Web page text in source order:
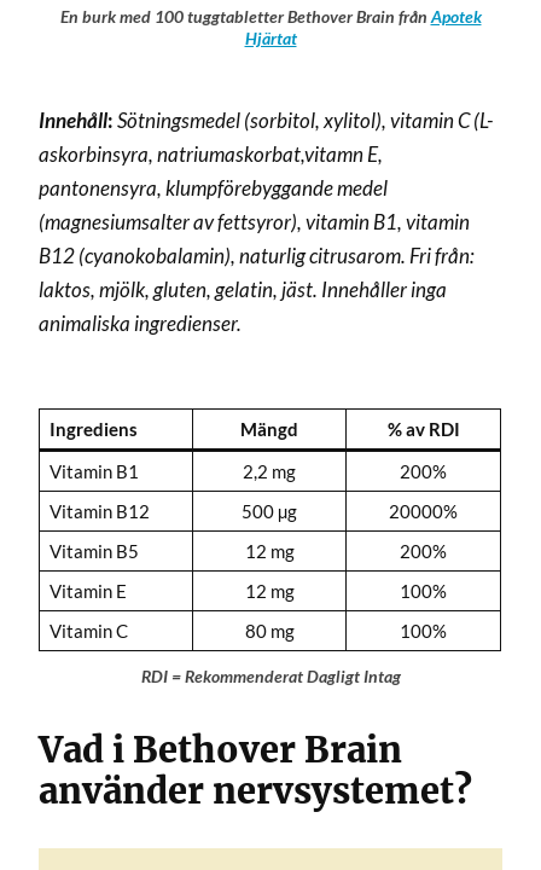
En burk med 100 tuggtabletter Bethover Brain från Apotek
Hjärtat
Innehåll: Sötningsmedel (sorbitol, xylitol), vitamin C (L-
askorbinsyra, natriumaskorbat,vitamn E,
pantonensyra, klumpförebyggande medel
(magnesiumsalter av fettsyror), vitamin B1, vitamin
B12 (cyanokobalamin), naturlig citrusarom. Fri från:
laktos, mjölk, gluten, gelatin, jäst. Innehåller inga
animaliska ingredienser.
Ingrediens Mängd
% av RDI
Vitamin B1
2,2 mg
200%
Vitamin B12
500 µg
20000%
Vitamin B5
12 mg
200%
Vitamin E
12 mg
100%
Vitamin C
80 mg 100%
RDI = Rekommenderat Dagligt Intag
Vad i Bethover Brain
använder nervsystemet?